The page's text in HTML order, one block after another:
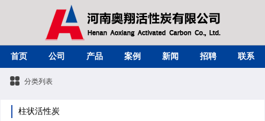
首页 公司 产品 案例 新闻 招聘 联系
分类列表
柱状活性炭